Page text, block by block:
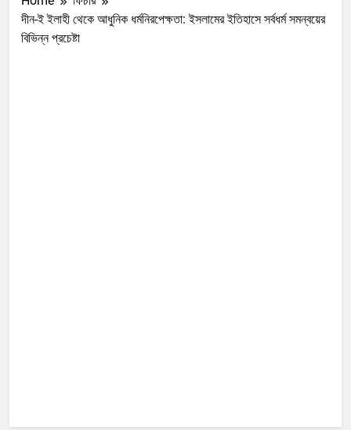
দীন-ই ইলাহী থেকে আধুনিক ধর্মনিরপেক্ষতা: ইসলামের ইতিহাসে সর্বধর্ম সমন্বয়ের
বিভিন্ন প্রচেষ্টা